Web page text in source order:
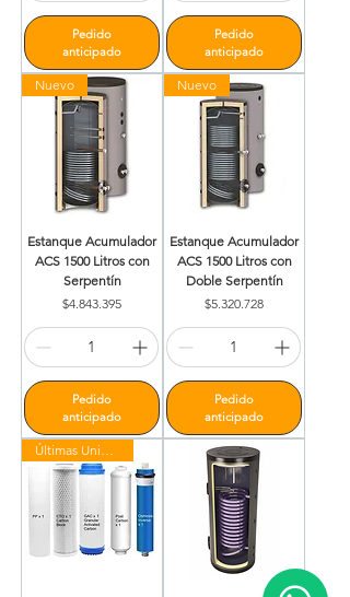
Pedido
anticipado
Pedido
anticipado
Nuevo
Estanque Acumulador
ACS 1500 Litros con
Serpentín
Precio
$4.843.395
Pedido
anticipado
Nuevo
Estanque Acumulador
ACS 1500 Litros con
Doble Serpentín
Precio
$5.320.728
Pedido
anticipado
Últimas Unidades